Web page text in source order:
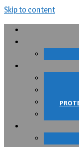
Skip to content